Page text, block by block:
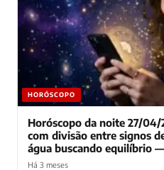
HORÓSCOPO
Horóscopo da noite 27/04/
com divisão entre signos
água buscando equilíbrio
para o início da semana
Há 3 meses